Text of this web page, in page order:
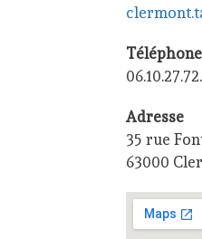
Téléphone
Adresse
35 rue
63000